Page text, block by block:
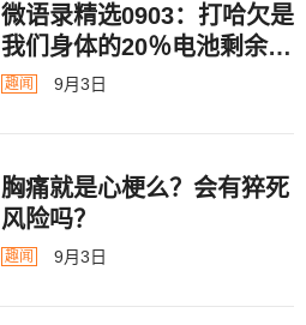
微语录精选0903：打哈欠是
我们身体的20％电池剩余警
告
趣闻 9月3日
胸痛就是心梗么？会有猝死
风险吗？
趣闻 9月3日